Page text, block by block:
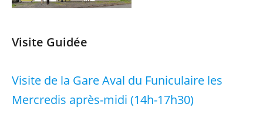
Visite Guidée
Visite de la Gare Aval du Funiculaire les
Mercredis après-midi (14h-17h30)